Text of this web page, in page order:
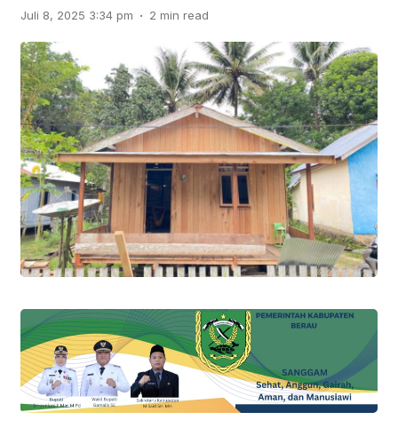
Juli 8, 2025 3:34 pm . 2 min read